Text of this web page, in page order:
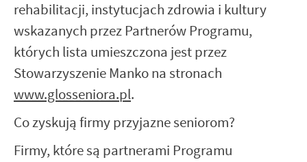
rehabilitacji, instytucjach zdrowia i kultury
wskazanych przez Partnerów Programu,
których lista umieszczona jest przez
Stowarzyszenie Manko na stronach
www.glosseniora.pl.
Co zyskują firmy przyjazne seniorom?
Firmy, które są partnerami Programu